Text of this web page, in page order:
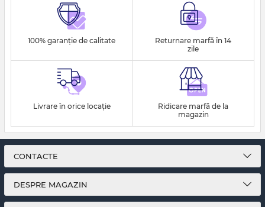
100% garanție de calitate
Returnare marfă în 14
zile
Livrare în orice locație
Ridicare marfă de la
magazin
CONTACTE
DESPRE MAGAZIN